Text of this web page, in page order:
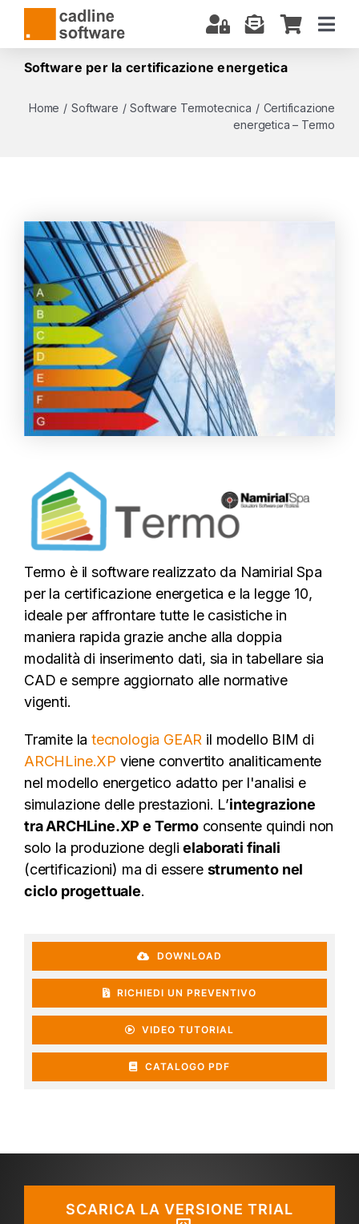
Salta
contenuto
CHI SIAMO
DOWNLOAD
SUPPORTO
Software per la certificazione energetica
Home / Software / Software Termotecnica / Certificazione
energetica – Termo
Termo è il software realizzato da Namirial Spa
per la certificazione energetica e la legge 10,
ideale per affrontare tutte le casistiche in
maniera rapida grazie anche alla doppia
modalità di inserimento dati, sia in tabellare sia
CAD e sempre aggiornato alle normative
vigenti.
Tramite la tecnologia GEAR il modello BIM di
ARCHLine.XP viene convertito analiticamente
nel modello energetico adatto per l'analisi e
simulazione delle prestazioni. L’integrazione
tra ARCHLine.XP e Termoconsente quindi non
solo la produzione deglielaborati finali
(certificazioni) ma di essere strumento nel
ciclo progettuale.
DOWNLOAD
RICHIEDI UN PREVENTIVO
VIDEO TUTORIAL
CATALOGO PDF
SCARICA LA VERSIONE TRIAL